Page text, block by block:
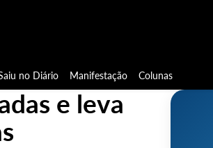
no Diário Manifestação Colunas
e leva